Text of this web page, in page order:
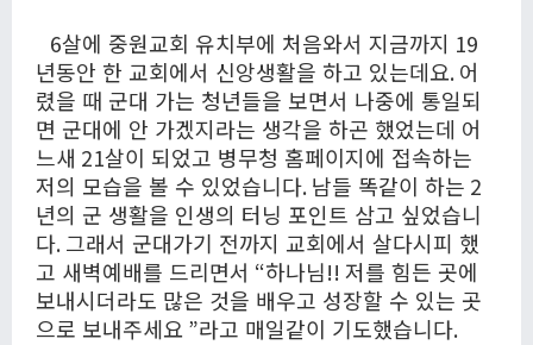
6살에 중원교회 유치부에 처음와서 지금까지 19
년동안 한 교회에서 신앙생활을 하고 있는데요.어
렸을 때 군대 가는 청년들을 보면서 나중에 통일되
면 군대에 안 가겠지라는 생각을 하곤 했었는데 어
느새 21살이 되었고 병무청 홈페이지에 접속하는
저의 모습을 볼 수 있었습니다.남들 똑같이 하는 2
년의 군 생활을 인생의 터닝 포인트 삼고 싶었습니
다.그래서 군대가기 전까지 교회에서 살다시피 했
고 새벽예배를 드리면서 “하나님!! 저를 힘든 곳에
보내시더라도 많은 것을 배우고 성장할 수 있는 곳
으로 보내주세요”라고 매일같이 기도했습니다.